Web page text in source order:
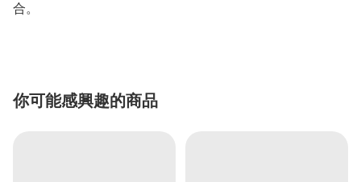
合。
你可能感興趣的商品